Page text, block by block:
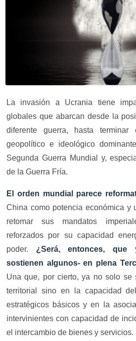
La invasión a Ucrania tiene
globales que abarcan desde la
diferente guerra, hasta terminar
geopolítico e ideológico
Segunda Guerra Mundial y,
de la Guerra Fría.
El orden mundial parece
China como potencia económica y
retomar sus mandatos
reforzados por su capacidad
poder. ¿Será, entonces, que
sostienen algunos- en plena
Una que, por cierto, ya no solo se
territorial sino en la capacidad
estratégicos básicos y en la
intervinientes con capacidad de
el intercambio de bienes y servicios.